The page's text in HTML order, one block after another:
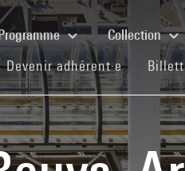
Collection
Devenir adhérent·e(current)